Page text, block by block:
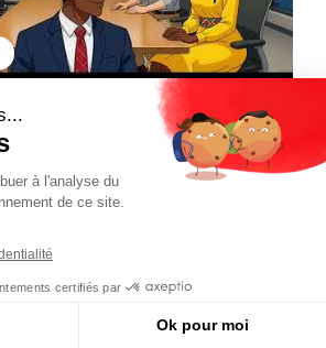
à l'analyse du
de ce site.
certifiés par
Ok pour moi